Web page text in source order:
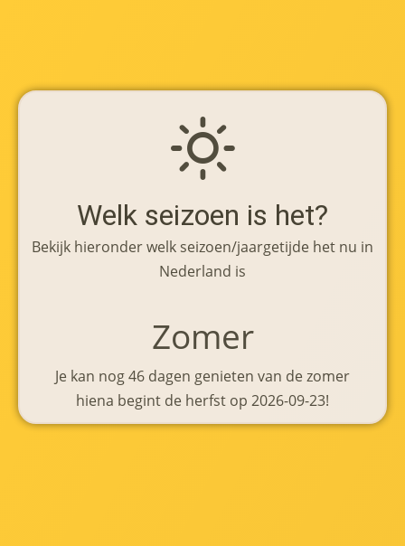
Welk seizoen is het?
Bekijk hieronder welk seizoen/jaargetijde het nu in
Nederland is
Zomer
Je kan nog 46 dagen genieten van de zomer
hiena begint de herfst op 2026-09-23!